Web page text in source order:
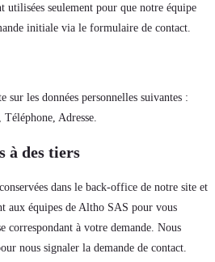
utilisées seulement pour que notre équipe
initiale via le formulaire de contact.
sur les données personnelles suivantes :
Adresse.
à des tiers
dans le back-office de notre site et
aux équipes de Altho SAS pour vous
correspondant à votre demande. Nous
nous signaler la demande de contact.